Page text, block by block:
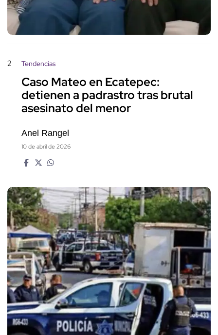
2 Tendencias
Caso Mateo en Ecatepec:
detienen a padrastro tras brutal
asesinato del menor
Anel Rangel
10 de abril de 2026